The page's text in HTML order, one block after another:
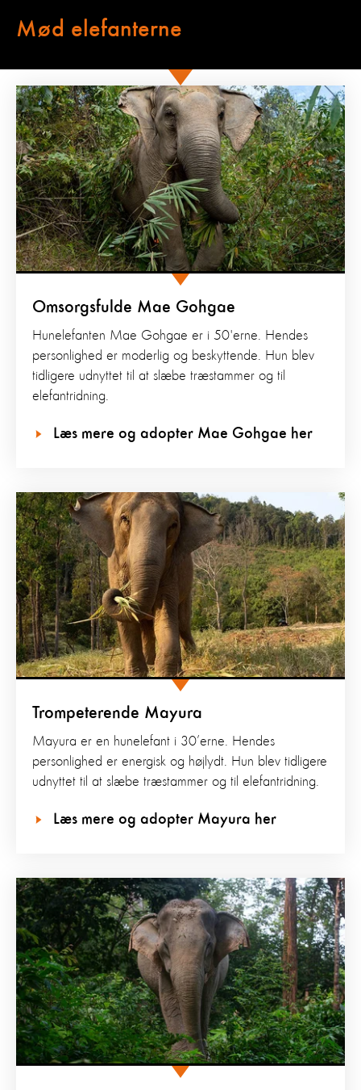
Mød elefanterne
Omsorgsfulde Mae Gohgae
Hunelefanten Mae Gohgae er i 50'erne. Hendes
personlighed er moderlig og beskyttende. Hun blev
tidligere udnyttet til at slæbe træstammer og til
elefantridning.
Læs mere og adopter Mae Gohgae her
Trompeterende Mayura
Mayura er en hunelefant i 30’erne. Hendes
personlighed er energisk og højlydt. Hun blev tidligere
udnyttet til at slæbe træstammer og til elefantridning.
Læs mere og adopter Mayura her